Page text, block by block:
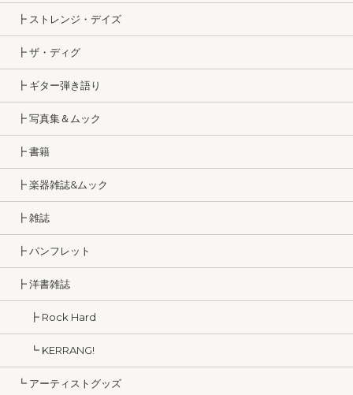
┣ ストレンジ・デイズ
┣ ザ・ディグ
┣ ギター弾き語り
┣ 写真集＆ムック
┣ 書籍
┣ 楽器雑誌&ムック
┣ 雑誌
┣ パンフレット
┣ 洋書雑誌
┣ Rock Hard
┗ KERRANG!
┗ アーティストグッズ